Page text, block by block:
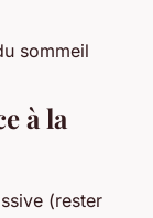
sommeil
à la
(rester